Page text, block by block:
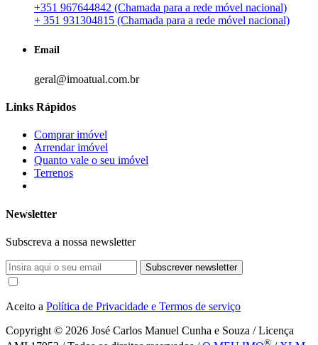
+351 967644842 (Chamada para a rede móvel nacional)
+ 351 931304815 (Chamada para a rede móvel nacional)
Email
geral@imoatual.com.br
Links Rápidos
Comprar imóvel
Arrendar imóvel
Quanto vale o seu imóvel
Terrenos
Newsletter
Subscreva a nossa newsletter
Subscrever newsletter
Aceito a Política de Privacidade e Termos de serviço
Copyright © 2026 José Carlos Manuel Cunha e Souza / Licença
®